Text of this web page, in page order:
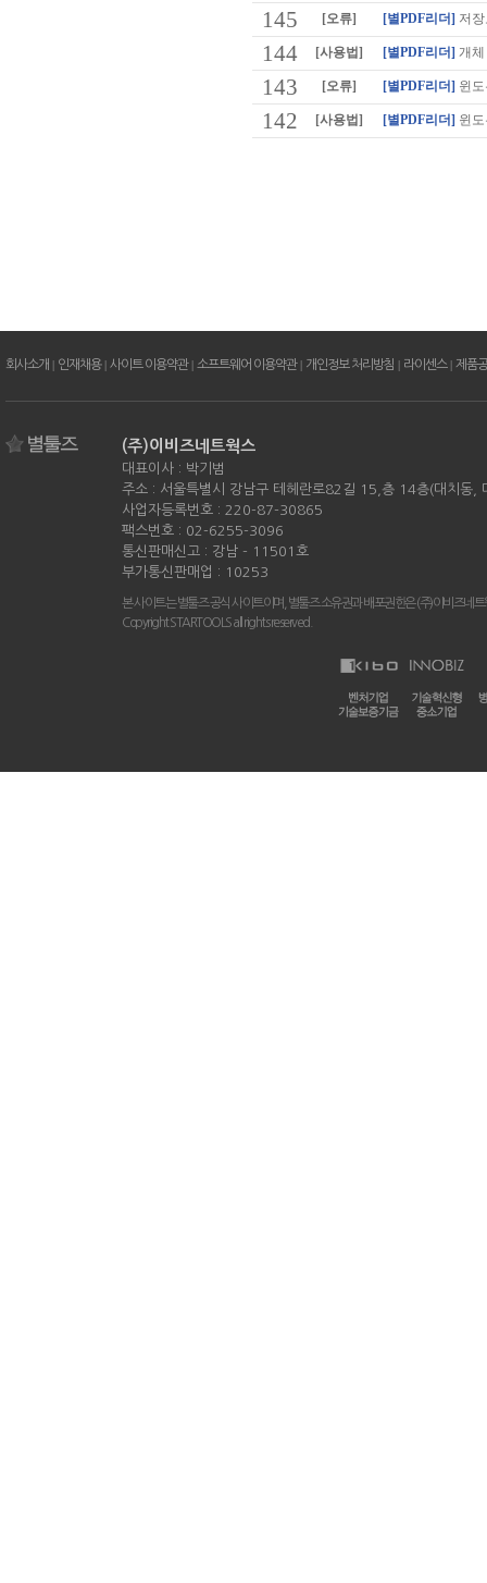
145 [오류] [별PDF리더] 저
144 [사용법] [별PDF리더] 개
143 [오류] [별PDF리더] 윈
142 [사용법] [별PDF리더] 윈
회사소개 | 인재채용| 사이트 이용약관| 소프트웨어 이용약관| 개인정보 처리방침 | 라이센스| 제품
(주)이비즈네트웍스
대표이사 : 박기범
주소 : 서울특별시 강남구 테헤란로82길 15,층 14층(대치동,
사업자등록번호 : 220-87-30865
팩스번호 : 02-6255-3096
통신판매신고 : 강남 - 11501호
부가통신판매업 : 10253
본 사이트는 별툴즈 공식 사이트이며, 별툴즈 소유권과 배포권한은 (주)이비즈네
Copyright STARTOOLS all rights reserved.